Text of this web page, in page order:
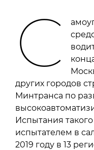
С
других городов
Минтранса по
Испытания
испытателем в
2019 году в 13